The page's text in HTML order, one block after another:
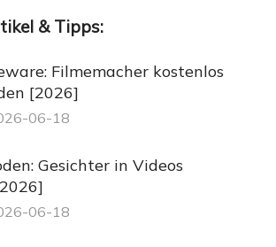
& Tipps:
Filmemacher kostenlos
[2026]
06-18
Gesichter in Videos
06-18